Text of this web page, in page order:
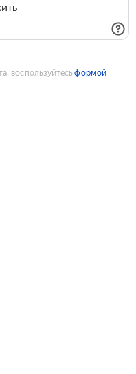
воспользуйтесьформой